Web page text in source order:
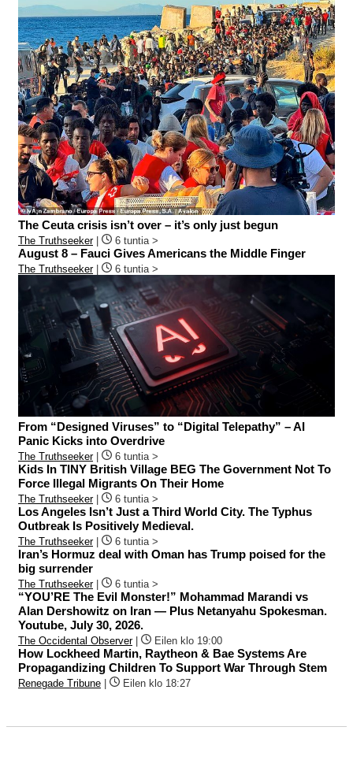
The Ceuta crisis isn’t over – it’s only just begun
The Truthseeker| 6 tuntia >
August 8 – Fauci Gives Americans the Middle Finger
The Truthseeker| 6 tuntia >
From “Designed Viruses” to “Digital Telepathy” – AI
Panic Kicks into Overdrive
The Truthseeker| 6 tuntia >
Kids In TINY British Village BEG The Government Not To
Force Illegal Migrants On Their Home
The Truthseeker| 6 tuntia >
Los Angeles Isn’t Just a Third World City. The Typhus
Outbreak Is Positively Medieval.
The Truthseeker| 6 tuntia >
Iran’s Hormuz deal with Oman has Trump poised for the
big surrender
The Truthseeker| 6 tuntia >
“YOU’RE The Evil Monster!” Mohammad Marandi vs
Alan Dershowitz on Iran — Plus Netanyahu Spokesman.
Youtube, July 30, 2026.
The Occidental Observer| Eilen klo 19:00
How Lockheed Martin, Raytheon & Bae Systems Are
Propagandizing Children To Support War Through Stem
Renegade Tribune | Eilen klo 18:27